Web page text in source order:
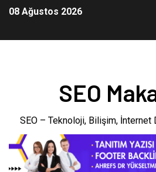
08 Ağustos 2026
SEO
SEO – Teknoloji, Bilişim, İnternet